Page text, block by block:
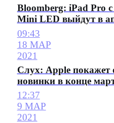
Bloomberg: iPad Pro
Mini LED выйдут в
09:43
18 МАР
2021
Слух: Apple покажет
новинки в конце
12:37
9 МАР
2021